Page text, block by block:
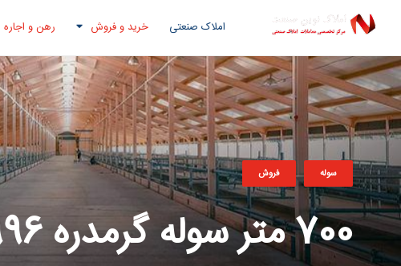
املاک صنعتی خرید و فروش رهن و اجاره
سوله فروش
700 متر سوله گرمدره 1996